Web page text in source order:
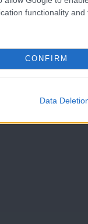
functionality
CONFIRM
Data